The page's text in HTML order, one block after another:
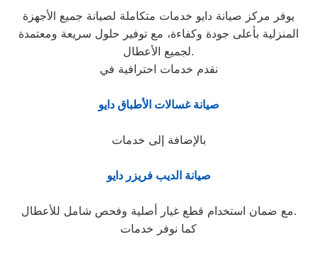
يوفر مركز صيانة دايو خدمات متكاملة لصيانة جميع الأجهزة
المنزلية بأعلى جودة وكفاءة، مع توفير حلول سريعة ومعتمدة
لجميع الأعطال.
نقدم خدمات احترافية في
صيانة غسالات الأطباق دايو
بالإضافة إلى خدمات
صيانة الديب فريزر دايو
مع ضمان استخدام قطع غيار أصلية وفحص شامل للأعطال.
كما نوفر خدمات